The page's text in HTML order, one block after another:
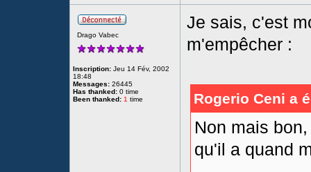
Drago Vabec
Inscription: Jeu 14 Fév, 2002
18:48
Messages: 26445
Has thanked: 0 time
Been thanked: 1 time
Je sais, c'est
m'empêcher :
Rogerio Ceni a
Non mais
qu'il a quand